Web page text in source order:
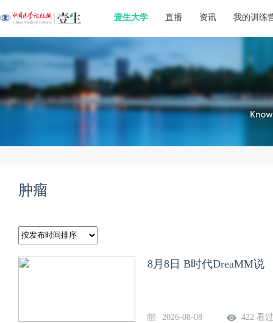
壹生大学 直播 资讯 我的训练
肿瘤
8月8日 B时代DreaMM说
2026-08-08 422 看过